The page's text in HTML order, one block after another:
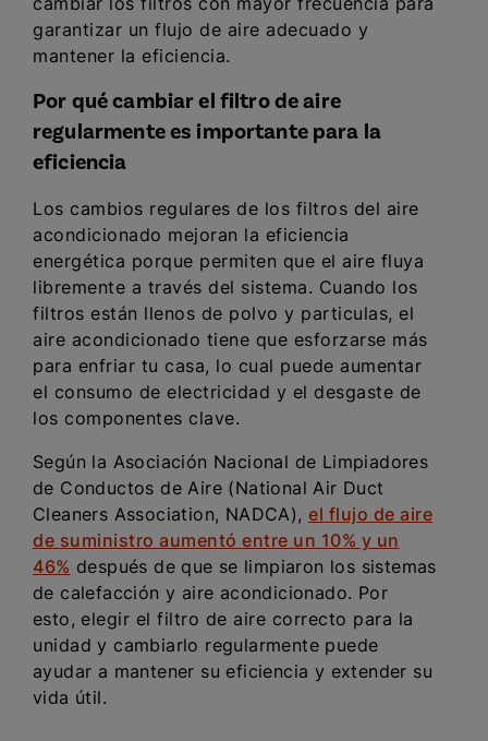
garantizar un flujo de aire adecuado y
mantener la eficiencia.
Por qué cambiar el filtro de aire
regularmente es importante para la
eficiencia
Los cambios regulares de los filtros del aire
acondicionado mejoran la eficiencia
energética porque permiten que el aire fluya
libremente a través del sistema. Cuando los
filtros están llenos de polvo y particulas, el
aire acondicionado tiene que esforzarse más
para enfriar tu casa, lo cual puede aumentar
el consumo de electricidad y el desgaste de
los componentes clave.
Según la Asociación Nacional de Limpiadores
de Conductos de Aire (National Air Duct
Cleaners Association, NADCA), el flujo de aire
de suministro aumentó entre un 10% y un
46% después de que se limpiaron los sistemas
de calefacción y aire acondicionado. Por
esto, elegir el filtro de aire correcto para la
unidad y cambiarlo regularmente puede
ayudar a mantener su eficiencia y extender su
vida útil.